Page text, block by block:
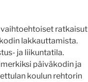
ratkaisut
lakkauttamista.
ja liikuntatila.
päiväkodin ja
koulun rehtorin